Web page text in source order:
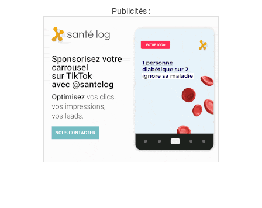
Publicités :